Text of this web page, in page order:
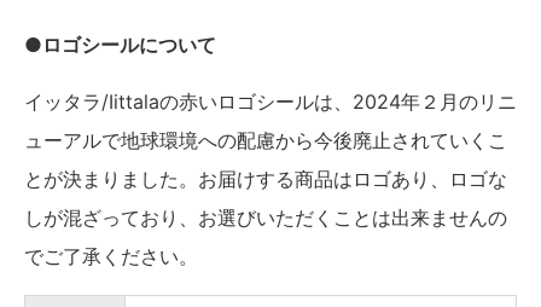
●ロゴシールについて
イッタラ/Iittalaの赤いロゴシールは、2024年２月のリニ
ューアルで地球環境への配慮から今後廃止されていくこ
とが決まりました。お届けする商品はロゴあり、ロゴな
しが混ざっており、お選びいただくことは出来ませんの
でご了承ください。